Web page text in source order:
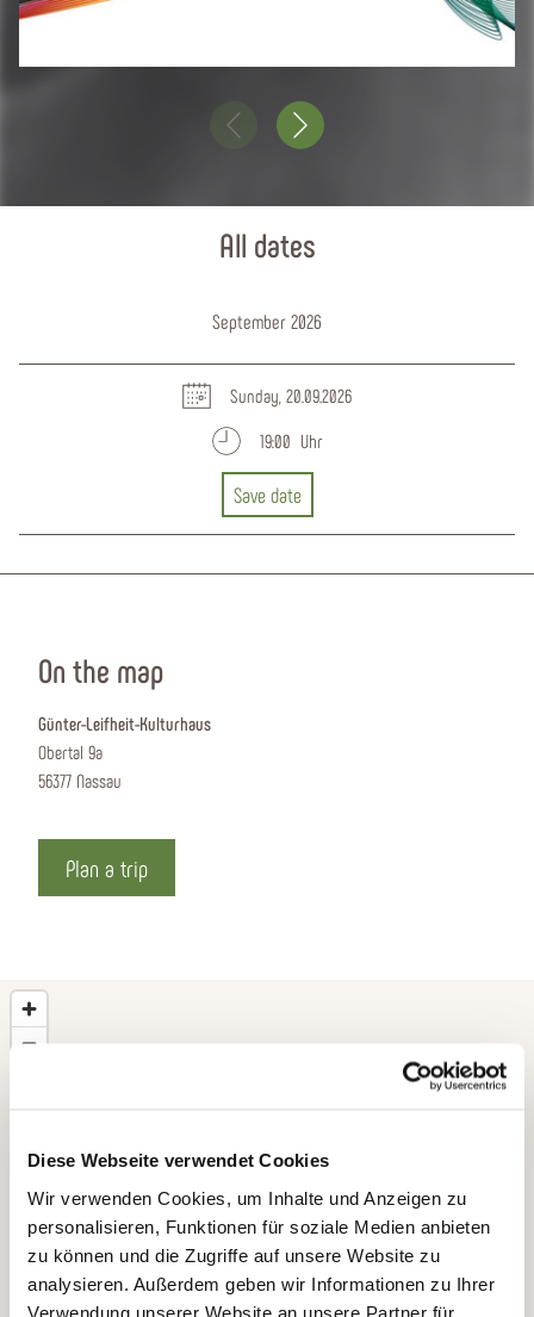
Diese Webseite verwendet Cookies
Wir verwenden Cookies, um Inhalte und Anzeigen zu
personalisieren, Funktionen für soziale Medien anbieten
zu können und die Zugriffe auf unsere Website zu
analysieren. Außerdem geben wir Informationen zu Ihrer
Verwendung unserer Website an unsere Partner für
All dates
September 2026
Sunday, 20.09.2026
19:00 Uhr
Save date
On the map
Günter-Leifheit-Kulturhaus
Obertal 9a
56377 Nassau
Plan a trip